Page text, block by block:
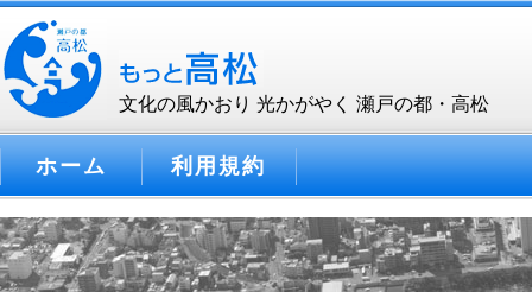
文化の風かおり 光かがやく 瀬戸の都・高松
ホーム 利用規約